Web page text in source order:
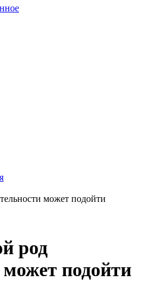
может подойти
род
может подойти